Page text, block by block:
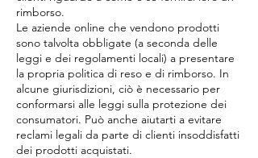
rimborso.
Le aziende online che vendono prodotti
sono talvolta obbligate (a seconda delle
leggi e dei regolamenti locali) a presentare
la propria politica di reso e di rimborso. In
alcune giurisdizioni, ciò è necessario per
conformarsi alle leggi sulla protezione dei
consumatori. Può anche aiutarti a evitare
reclami legali da parte di clienti insoddisfatti
dei prodotti acquistati.